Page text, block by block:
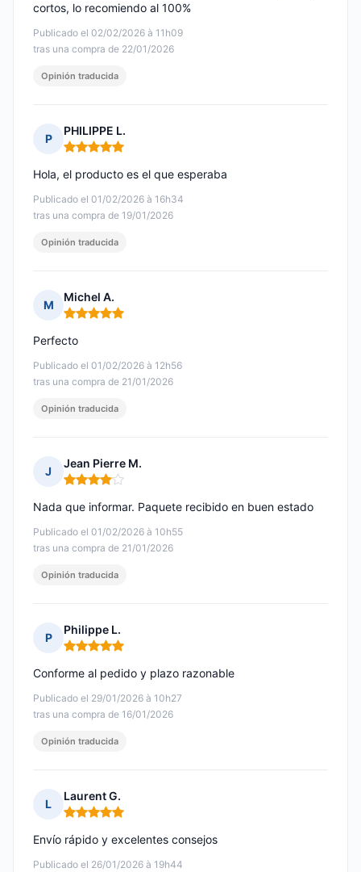
Publicado el 02/02/2026 à 11h09
tras una compra de 22/01/2026
cortos, lo recomiendo al 100%
Opinión traducida
P
PHILIPPE L.
Nota: 5 de 5
Publicado el 01/02/2026 à 16h34
tras una compra de 19/01/2026
Hola, el producto es el que esperaba
Opinión traducida
M
Michel A.
Nota: 5 de 5
Publicado el 01/02/2026 à 12h56
tras una compra de 21/01/2026
Perfecto
Opinión traducida
J
Jean Pierre M.
Nota: 4 de 5
Publicado el 01/02/2026 à 10h55
tras una compra de 21/01/2026
Nada que informar. Paquete recibido en buen estado
Opinión traducida
P
Philippe L.
Nota: 5 de 5
Publicado el 29/01/2026 à 10h27
tras una compra de 16/01/2026
Conforme al pedido y plazo razonable
Opinión traducida
L
Laurent G.
Nota: 5 de 5
Publicado el 26/01/2026 à 19h44
Envío rápido y excelentes consejos